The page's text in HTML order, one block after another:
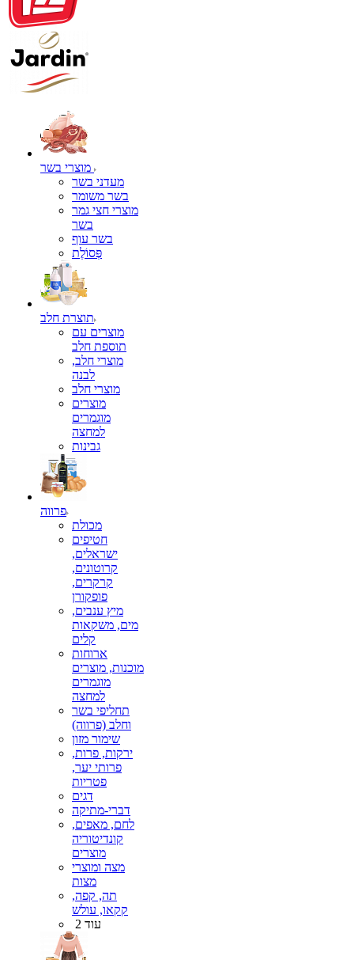
מעדני בשר
בשר משומר
מוצרי חצי גמר
בשר
בשר עוף
פְּסוֹלֶת
תוצרת חלב
מוצרים עם
תוספת חלב
מוצרי חלב,
לבנה
מוצרי חלב
מוצרים
מוגמרים
למחצה
גבינות
פרווה
מכולת
חטיפים
ישראלים,
קרוטונים,
קרקרים,
פופקורן
מיץ ענבים,
מים, משקאות
קלים
ארוחות
מוכנות, מוצרים
מוגמרים
למחצה
תחליפי בשר
וחלב (פרווה)
שימור מזון
ירקות, פרות,
פרותי יער,
פטריות
דגים
דברי-מתיקה
לחם, מאפים,
קונדיטוריה
מוצרים
מצה ומוצרי
מצות
תה, קפה,
קקאו, עולש
עוד 2